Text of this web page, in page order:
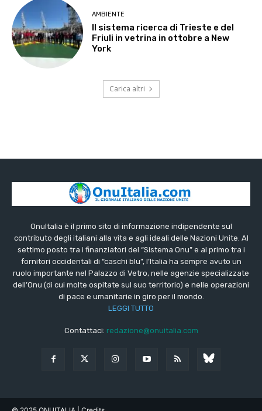
AMBIENTE
Il sistema ricerca di Trieste e del
Friuli in vetrina in ottobre a New
York
Carica altri
OnuItalia è il primo sito di informazione indipendente sul
contributo degli italiani alla vita e agli ideali delle Nazioni Unite. Al
settimo posto tra i finanziatori del “Sistema Onu” e al primo tra i
fornitori occidentali di “caschi blu”, l’Italia ha sempre avuto un
ruolo importante nel Palazzo di Vetro, nelle agenzie specializzate
dell’Onu (di cui molte ospitate sul suo territorio) e nelle operazioni
di pace e umanitarie in giro per il mondo.
LEGGI TUTTO
Contattaci: redazione@onuitalia.com